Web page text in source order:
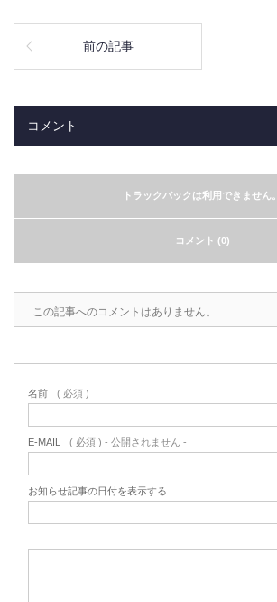
前の記事
コメント
トラックバックは利用できません。
コメント (0)
この記事へのコメントはありません。
名前 ( 必須 )
E-MAIL ( 必須 ) - 公開されません -
お知らせ記事の日付を表示する